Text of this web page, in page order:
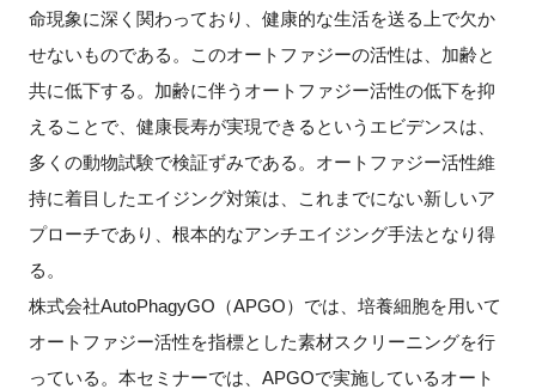
命現象に深く関わっており、健康的な生活を送る上で欠か
せないものである。このオートファジーの活性は、加齢と
共に低下する。加齢に伴うオートファジー活性の低下を抑
えることで、健康長寿が実現できるというエビデンスは、
多くの動物試験で検証ずみである。オートファジー活性維
持に着目したエイジング対策は、これまでにない新しいア
プローチであり、根本的なアンチエイジング手法となり得
る。
株式会社AutoPhagyGO（APGO）では、培養細胞を用いて
オートファジー活性を指標とした素材スクリーニングを行
っている。本セミナーでは、APGOで実施しているオート